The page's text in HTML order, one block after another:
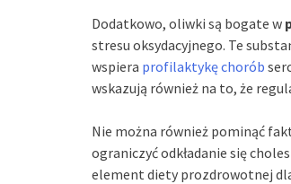
Dodatkowo, oliwki są bogate w
stresu oksydacyjnego. Te
wspiera profilaktykę chorób
wskazują również na to, że
Nie można również pominąć
ograniczyć odkładanie się
element diety prozdrowotnej